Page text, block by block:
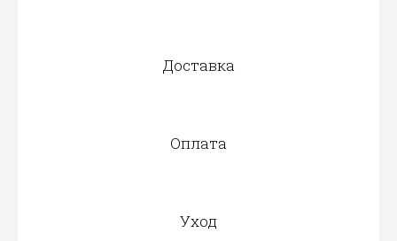
Доставка
Оплата
Уход